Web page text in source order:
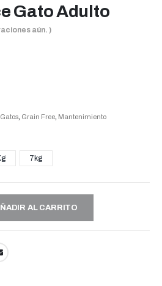
Gato Adulto
aún. )
Gatos, Grain Free, Mantenimiento
7kg
AL CARRITO